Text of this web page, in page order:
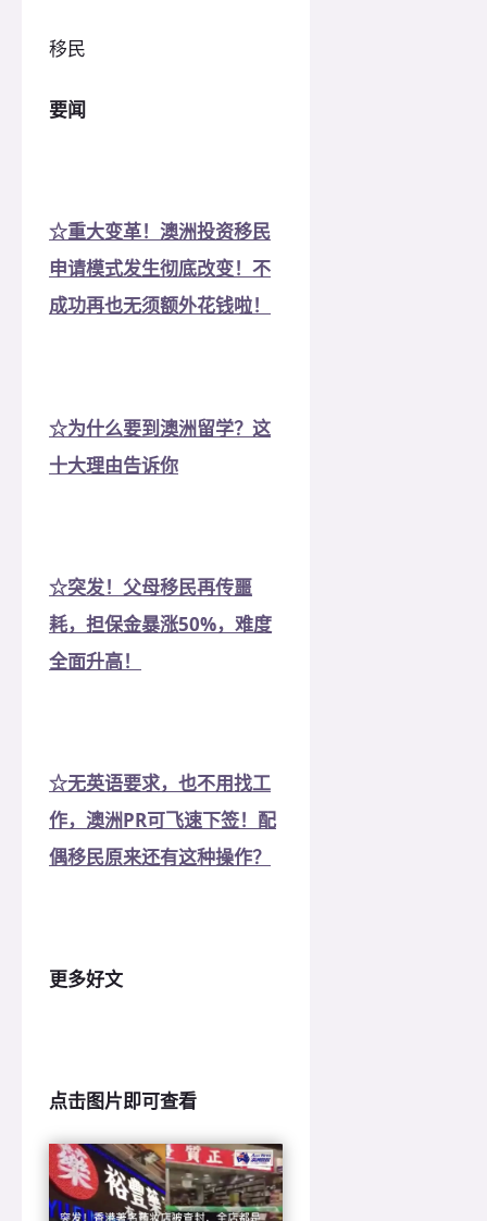
移民
要闻
☆重大变革！澳洲投资移民
申请模式发生彻底改变！不
成功再也无须额外花钱啦！
☆为什么要到澳洲留学？这
十大理由告诉你
☆突发！父母移民再传噩
耗，担保金暴涨50%，难度
全面升高！
☆无英语要求，也不用找工
作，澳洲PR可飞速下签！配
偶移民原来还有这种操作？
更多好文
点击图片即可查看